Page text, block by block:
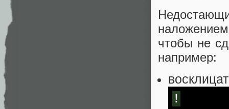
чтобы не
например:
!